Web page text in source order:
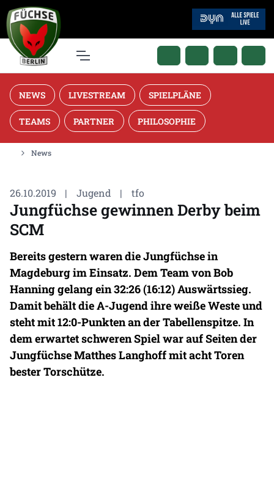
NEWS LIVESTREAM SPIELPLÄNE
TEAMS PARTNER PHILOSOPHIE
News
26.10.2019 | Jugend | tfo
Jungfüchse gewinnen Derby beim
SCM
Bereits gestern waren die Jungfüchse in
Magdeburg im Einsatz. Dem Team von Bob
Hanning gelang ein 32:26 (16:12) Auswärtssieg.
Damit behält die A-Jugend ihre weiße Weste und
steht mit 12:0-Punkten an der Tabellenspitze. In
dem erwartet schweren Spiel war auf Seiten der
Jungfüchse Matthes Langhoff mit acht Toren
bester Torschütze.